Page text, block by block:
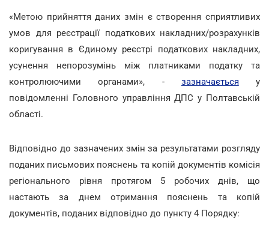
«Метою прийняття даних змін є створення сприятливих
умов для реєстрації податкових накладних/розрахунків
коригування в Єдиному реєстрі податкових накладних,
усунення непорозумінь між платниками податку та
контролюючими органами», - зазначається у
повідомленні Головного управління ДПС у Полтавській
області.
Відповідно до зазначених змін за результатами розгляду
поданих письмових пояснень та копій документів комісія
регіонального рівня протягом 5 робочих днів, що
настають за днем отримання пояснень та копій
документів, поданих відповідно до пункту 4 Порядку: